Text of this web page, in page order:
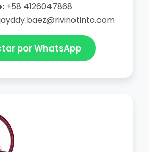
+58 4126047868
por WhatsApp